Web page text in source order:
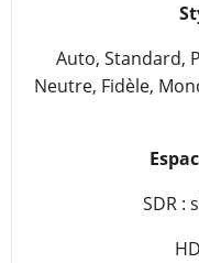
Auto, Standard,
Neutre, Fidèle,
SDR :